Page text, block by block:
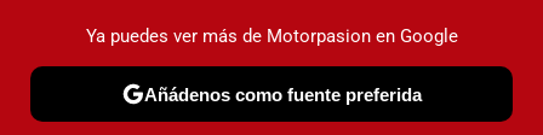
PRUEBAS COCHES ELÉCTRICOS OBSERVATORIO
Ya puedes ver más de Motorpasion en Google
Añádenos como fuente preferida